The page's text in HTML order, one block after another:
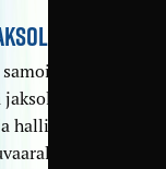
oli
hallitsi